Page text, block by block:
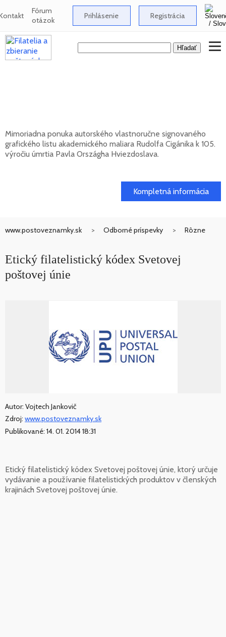
Fórum
otázok Prihlásenie Registrácia
Mimoriadna ponuka autorského vlastnoručne signovaného
grafického listu akademického maliara Rudolfa Cigánika k 105.
výročiu úmrtia Pavla Országha Hviezdoslava.
Kompletná informácia
www.postoveznamky.sk Odborné príspevky Rôzne
Etický filatelistický kódex Svetovej
poštovej únie
Autor: Vojtech Jankovič
Zdroj: www.postoveznamky.sk
Publikované: 14. 01. 2014 18:31
Etický filatelistický kódex Svetovej poštovej únie, ktorý určuje
vydávanie a používanie filatelistických produktov v členských
krajinách Svetovej poštovej únie.